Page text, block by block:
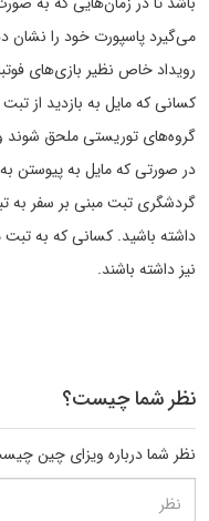
می‌گیرد پاسپورت خود را نشان
رویداد خاص نظیر بازی‌های
کسانی که مایل به بازدید از
گروه‌های توریستی ملحق شوند و
در صورتی که مایل به پیوستن به
گردشگری تبت مبنی بر سفر به
داشته باشید. کسانی که به تبت
نیز داشته باشند.
نظر شما چیست؟
نظر شما درباره ویزای چین